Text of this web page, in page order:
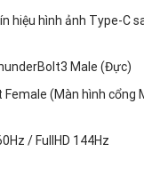
hiệu hình ảnh Type-C
Male (Đực)
(Màn hình cổng
/ FullHD 144Hz